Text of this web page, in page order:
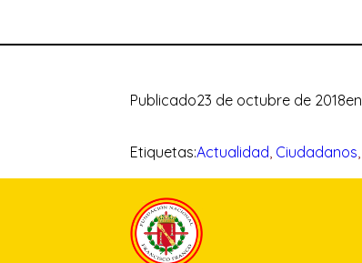
Publicado23 de octubre de 2018en
Etiquetas:Actualidad, Ciudadanos,